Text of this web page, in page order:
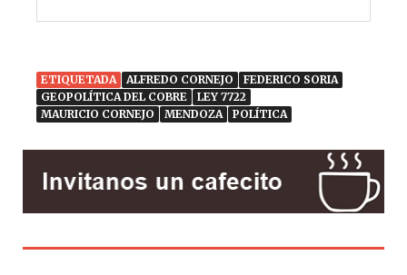
ETIQUETADA ALFREDO CORNEJO
FEDERICO SORIA
GEOPOLÍTICA DEL COBRE
LEY 7722
MAURICIO CORNEJO
MENDOZA POLÍTICA